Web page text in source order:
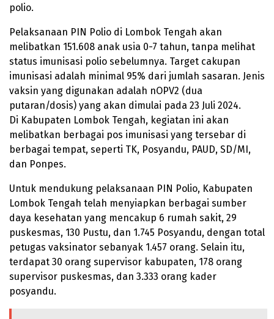
polio.
Pelaksanaan PIN Polio di Lombok Tengah akan
melibatkan 151.608 anak usia 0-7 tahun, tanpa melihat
status imunisasi polio sebelumnya. Target cakupan
imunisasi adalah minimal 95% dari jumlah sasaran. Jenis
vaksin yang digunakan adalah nOPV2 (dua
putaran/dosis) yang akan dimulai pada 23 Juli 2024.
Di Kabupaten Lombok Tengah, kegiatan ini akan
melibatkan berbagai pos imunisasi yang tersebar di
berbagai tempat, seperti TK, Posyandu, PAUD, SD/MI,
dan Ponpes.
Untuk mendukung pelaksanaan PIN Polio, Kabupaten
Lombok Tengah telah menyiapkan berbagai sumber
daya kesehatan yang mencakup 6 rumah sakit, 29
puskesmas, 130 Pustu, dan 1.745 Posyandu, dengan total
petugas vaksinator sebanyak 1.457 orang. Selain itu,
terdapat 30 orang supervisor kabupaten, 178 orang
supervisor puskesmas, dan 3.333 orang kader
posyandu.